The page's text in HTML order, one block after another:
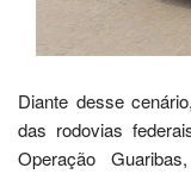
policiamento e
motocicletas de
Fonte: Com
Picos.